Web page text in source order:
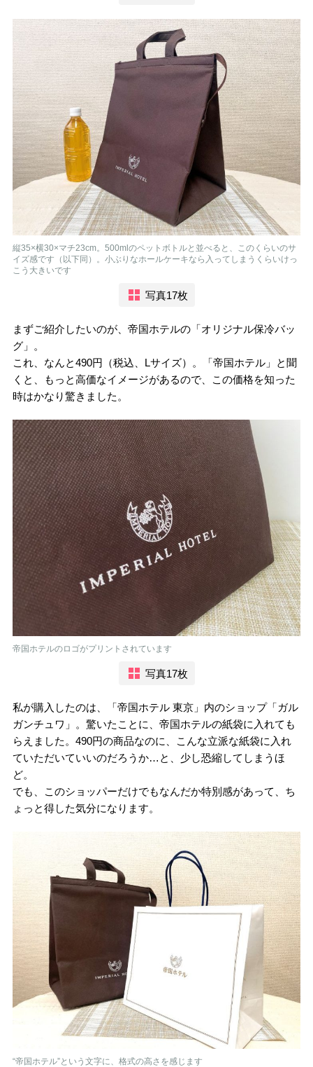
縦35×横30×マチ23cm。500mlのペットボトルと並べると、このくらいのサ
イズ感です（以下同）。小ぶりなホールケーキなら入ってしまうくらいけっ
こう大きいです
写真17枚
まずご紹介したいのが、帝国ホテルの「オリジナル保冷バッ
グ」。
これ、なんと490円（税込、Lサイズ）。「帝国ホテル」と聞
くと、もっと高価なイメージがあるので、この価格を知った
時はかなり驚きました。
帝国ホテルのロゴがプリントされています
写真17枚
私が購入したのは、「帝国ホテル 東京」内のショップ「ガル
ガンチュワ」。驚いたことに、帝国ホテルの紙袋に入れても
らえました。490円の商品なのに、こんな立派な紙袋に入れ
ていただいていいのだろうか…と、少し恐縮してしまうほ
ど。
でも、このショッパーだけでもなんだか特別感があって、ち
ょっと得した気分になります。
“帝国ホテル”という文字に、格式の高さを感じます